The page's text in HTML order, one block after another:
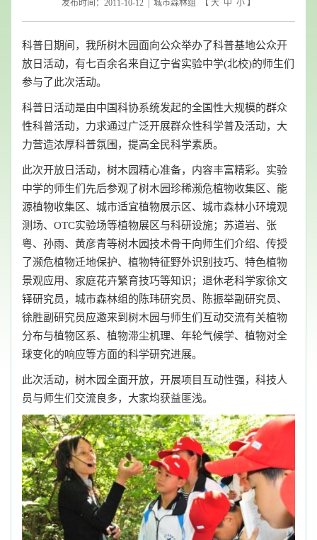
发布时间：2011-10-12 | 城市森林组 【 大 中 小 】
科普日期间，我所树木园面向公众举办了科普基地公众开
放日活动，有七百余名来自辽宁省实验中学(北校)的师生们
参与了此次活动。
科普日活动是由中国科协系统发起的全国性大规模的群众
性科普活动，力求通过广泛开展群众性科学普及活动，大
力营造浓厚科普氛围，提高全民科学素质。
此次开放日活动，树木园精心准备，内容丰富精彩。实验
中学的师生们先后参观了树木园珍稀濒危植物收集区、能
源植物收集区、城市适宜植物展示区、城市森林小环境观
测场、OTC实验场等植物展区与科研设施；苏道岩、张
粤、孙雨、黄彦青等树木园技术骨干向师生们介绍、传授
了濒危植物迁地保护、植物特征野外识别技巧、特色植物
景观应用、家庭花卉繁育技巧等知识；退休老科学家徐文
铎研究员，城市森林组的陈玮研究员、陈振举副研究员、
徐胜副研究员应邀来到树木园与师生们互动交流有关植物
分布与植物区系、植物滞尘机理、年轮气候学、植物对全
球变化的响应等方面的科学研究进展。
此次活动，树木园全面开放，开展项目互动性强，科技人
员与师生们交流良多，大家均获益匪浅。